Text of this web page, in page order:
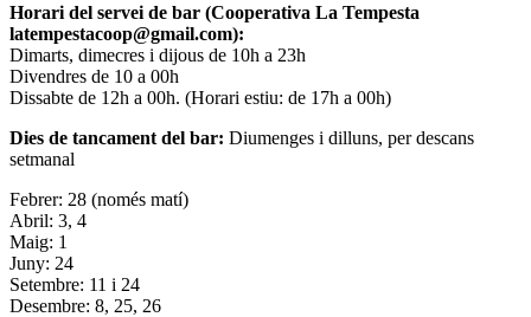
Horari del servei de bar (Cooperativa La Tempesta
latempestacoop@gmail.com):
Dimarts, dimecres i dijous de 10h a 23h
Divendres de 10 a 00h
Dissabte de 12h a 00h. (Horari estiu: de 17h a 00h)
Dies de tancament del bar: Diumenges i dilluns, per descans
setmanal
Febrer: 28 (només matí)
Abril: 3, 4
Maig: 1
Juny: 24
Setembre: 11 i 24
Desembre: 8, 25, 26